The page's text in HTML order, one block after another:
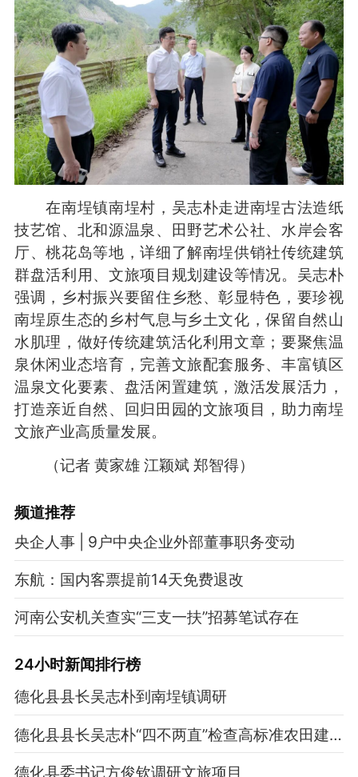
在南埕镇南埕村，吴志朴走进南埕古法造纸
技艺馆、北和源温泉、田野艺术公社、水岸会客
厅、桃花岛等地，详细了解南埕供销社传统建筑
群盘活利用、文旅项目规划建设等情况。吴志朴
强调，乡村振兴要留住乡愁、彰显特色，要珍视
南埕原生态的乡村气息与乡土文化，保留自然山
水肌理，做好传统建筑活化利用文章；要聚焦温
泉休闲业态培育，完善文旅配套服务、丰富镇区
温泉文化要素、盘活闲置建筑，激活发展活力，
打造亲近自然、回归田园的文旅项目，助力南埕
文旅产业高质量发展。
（记者 黄家雄 江颖斌 郑智得）
频道推荐
央企人事 | 9户中央企业外部董事职务变动
东航：国内客票提前14天免费退改
河南公安机关查实“三支一扶”招募笔试存在
24小时新闻排行榜
德化县县长吴志朴到南埕镇调研
德化县县长吴志朴“四不两直”检查高标准农田建设工作
德化县委书记方俊钦调研文旅项目